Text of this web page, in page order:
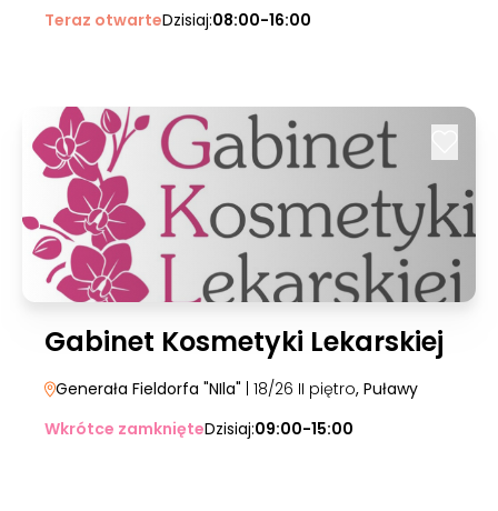
Teraz otwarteDzisiaj:08:00-16:00
Gabinet Kosmetyki Lekarskiej
Generała Fieldorfa "NIla" | 18/26 II piętro, Puławy
Wkrótce zamknięteDzisiaj:09:00-15:00